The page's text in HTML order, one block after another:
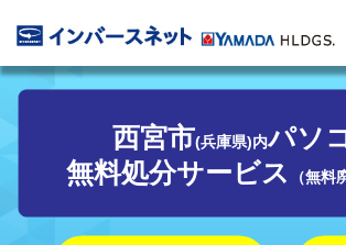
西宮市(兵庫県)内パソ
無料処分サービス
（無料